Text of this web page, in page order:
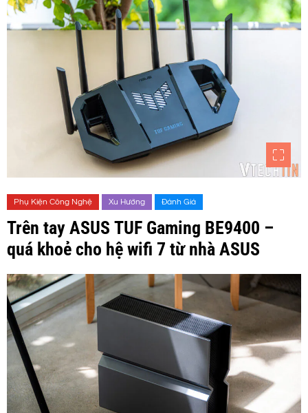
Phụ Kiện Công Nghệ Xu Hướng Đánh Giá
Trên tay ASUS TUF Gaming BE9400 –
quá khoẻ cho hệ wifi 7 từ nhà ASUS